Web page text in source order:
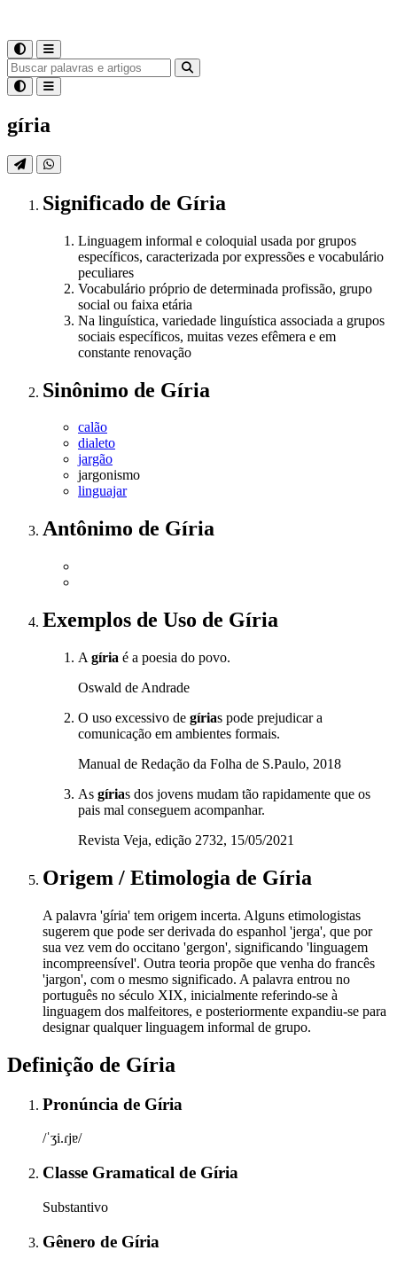
gíria
Significado de Gíria
Linguagem informal e coloquial usada por grupos
específicos, caracterizada por expressões e vocabulário
peculiares
Vocabulário próprio de determinada profissão, grupo
social ou faixa etária
Na linguística, variedade linguística associada a grupos
sociais específicos, muitas vezes efêmera e em
constante renovação
Sinônimo de Gíria
calão
dialeto
jargão
jargonismo
linguajar
Antônimo de Gíria
Exemplos de Uso de Gíria
A gíria é a poesia do povo.
Oswald de Andrade
O uso excessivo de gírias pode prejudicar a
comunicação em ambientes formais.
Manual de Redação da Folha de S.Paulo, 2018
As gírias dos jovens mudam tão rapidamente que os
pais mal conseguem acompanhar.
Revista Veja, edição 2732, 15/05/2021
Origem / Etimologia de Gíria
A palavra 'gíria' tem origem incerta. Alguns etimologistas
sugerem que pode ser derivada do espanhol 'jerga', que por
sua vez vem do occitano 'gergon', significando 'linguagem
incompreensível'. Outra teoria propõe que venha do francês
'jargon', com o mesmo significado. A palavra entrou no
português no século XIX, inicialmente referindo-se à
linguagem dos malfeitores, e posteriormente expandiu-se para
designar qualquer linguagem informal de grupo.
Definição de Gíria
Pronúncia de Gíria
/ˈʒi.ɾjɐ/
Classe Gramatical de Gíria
Substantivo
Gênero de Gíria